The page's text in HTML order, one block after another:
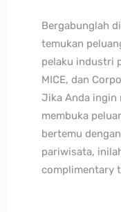
Bergabunglah
temukan
pelaku industri
MICE, dan
Jika Anda ingin
membuka
bertemu
pariwisata,
complimentary